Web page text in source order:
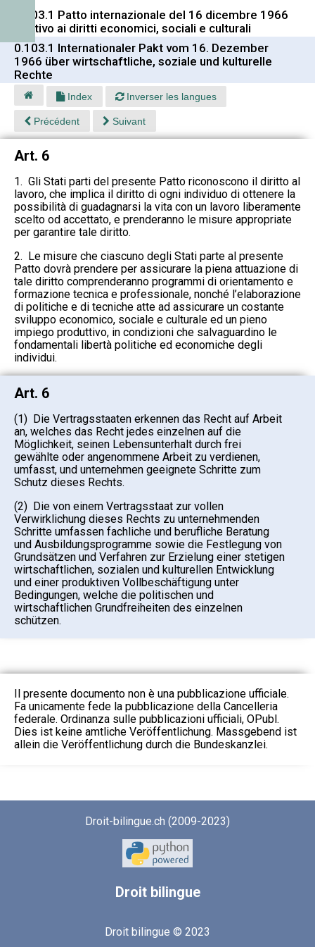
0.103.1 Patto internazionale del 16 dicembre 1966
relativo ai diritti economici, sociali e culturali
0.103.1 Internationaler Pakt vom 16. Dezember
1966 über wirtschaftliche, soziale und kulturelle
Rechte
Index Inverser les langues
Précédent Suivant
Art. 6
1. Gli Stati parti del presente Patto riconoscono il diritto al
lavoro, che implica il diritto di ogni individuo di ottenere la
possibilità di guadagnarsi la vita con un lavoro liberamente
scelto od accettato, e prenderanno le misure appropriate
per garantire tale diritto.
2. Le misure che ciascuno degli Stati parte al presente
Patto dovrà prendere per assicurare la piena attuazione di
tale diritto comprenderanno programmi di orientamento e
formazione tecnica e professionale, nonché l’elaborazione
di politiche e di tecniche atte ad assicurare un costante
sviluppo economico, sociale e culturale ed un pieno
impiego produttivo, in condizioni che salvaguardino le
fondamentali libertà politiche ed economiche degli
individui.
Art. 6
(1) Die Vertragsstaaten erkennen das Recht auf Arbeit
an, welches das Recht jedes einzelnen auf die
Möglichkeit, seinen Lebensunterhalt durch frei
gewählte oder angenommene Arbeit zu verdienen,
umfasst, und unternehmen geeignete Schritte zum
Schutz dieses Rechts.
(2) Die von einem Vertragsstaat zur vollen
Verwirklichung dieses Rechts zu unternehmenden
Schritte umfassen fachliche und berufliche Beratung
und Ausbildungsprogramme sowie die Festlegung von
Grundsätzen und Verfahren zur Erzielung einer stetigen
wirtschaftlichen, sozialen und kulturellen Entwicklung
und einer produktiven Vollbeschäftigung unter
Bedingungen, welche die politischen und
wirtschaftlichen Grundfreiheiten des einzelnen
schützen.
Il presente documento non è una pubblicazione ufficiale.
Fa unicamente fede la pubblicazione della Cancelleria
federale. Ordinanza sulle pubblicazioni ufficiali, OPubl.
Dies ist keine amtliche Veröffentlichung. Massgebend ist
allein die Veröffentlichung durch die Bundeskanzlei.
Droit-bilingue.ch (2009-2023)
Droitbilingue
Droit bilingue © 2023